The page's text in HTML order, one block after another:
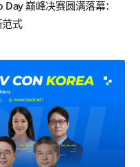
巅峰决赛圆满落幕：
范式